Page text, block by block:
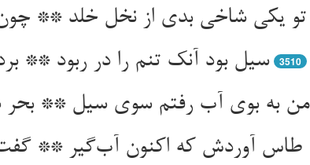
تو یکی شاخی بدی از نخل خلد ** چون
سیل بود آنک تنم را در ربود **
3510
من به بوی آب رفتم سوی سیل ** بحر
طاس آوردش که اکنون آب‌گیر ** گفت